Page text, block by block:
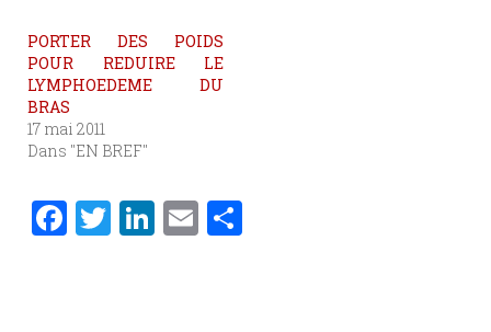
PORTER DES POIDS
POUR REDUIRE LE
LYMPHOEDEME DU
BRAS
17 mai 2011
Dans "EN BREF"
F T Li E